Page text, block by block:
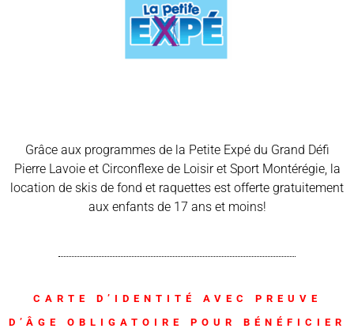
Grâce aux programmes de la Petite Expé du Grand Défi
Pierre Lavoie et Circonflexe de Loisir et Sport Montérégie, la
location de skis de fond et raquettes est offerte gratuitement
aux enfants de 17 ans et moins!
CARTE D’IDENTITÉ AVEC PREUVE
D’ÂGE OBLIGATOIRE POUR BÉNÉFICIER